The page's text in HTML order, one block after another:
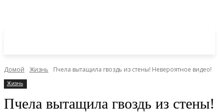
Домой Жизнь Пчела вытащила гвоздь из стены! Невероятное видео!
Жизнь
Пчела вытащила гвоздь из стены!